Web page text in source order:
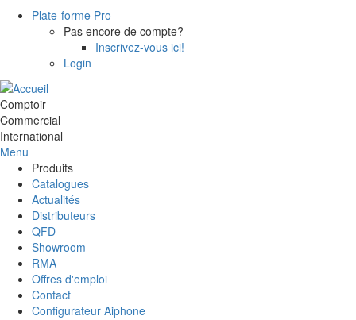
Plate-forme Pro
Pas encore de compte?
Inscrivez-vous ici!
Login
Comptoir
Commercial
International
Menu
Produits
Catalogues
Actualités
Distributeurs
QFD
Showroom
RMA
Offres d'emploi
Contact
Configurateur Aiphone